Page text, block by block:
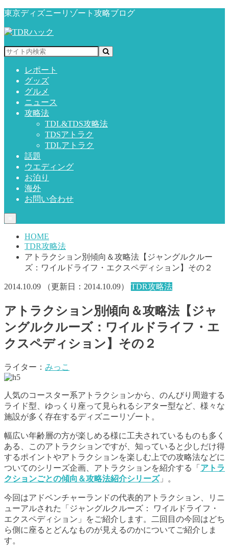
東京ディズニーリゾート攻略ブログ
レポート
グッズ
グルメ
ニュース
攻略法
TDL&TDS攻略法
TDSアトラク
TDLアトラク
話題
ウエディング
お泊り
海外
お問い合わせ
HOME
TDR攻略法
アトラクション別傾向＆攻略法【ジャングルクルー
ズ：ワイルドライフ・エクスペディション】その２
2014.10.09 （更新日： 2014.10.09） TDR攻略法
アトラクション別傾向＆攻略法【ジャ
ングルクルーズ：ワイルドライフ・エ
クスペディション】その２
ライター： みっこ
人気のコースター系アトラクションから、のんびり周遊する
ライド型、ゆっくり座って見られるシアター型など、様々な
施設が多く存在するディズニーリゾート。
幅広い年齢層の方が楽しめる様に工夫されているものも多く
ある、このアトラクションですが、知っていると少しだけ得
するポイントやアトラクションを楽しむ上での攻略法などに
ついてのシリーズ企画、アトラクションを紹介する「 アトラ
クションごとの傾向＆攻略法紹介シリーズ」。
今回はアドベンチャーランドの代表的アトラクション、リニ
ューアルされた「ジャングルクルーズ： ワイルドライフ・
エクスペディション」をご紹介します。二回目の今回はどち
ら側に座るとどんなものが見えるのかについてご紹介しま
す。